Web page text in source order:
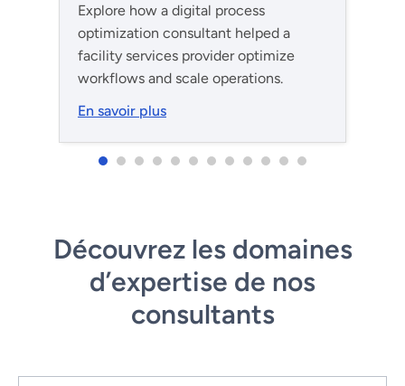
Explore how a digital process
optimization consultant helped a
facility services provider optimize
workflows and scale operations.
En savoir plus
Découvrez les domaines
d’expertise de nos
consultants